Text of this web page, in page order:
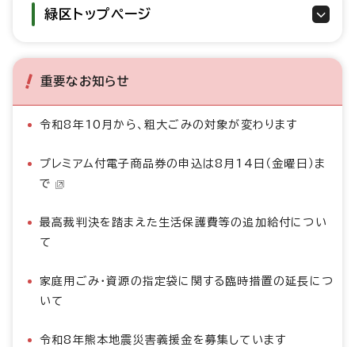
緑区トップページ
重要なお知らせ
令和8年10月から、粗大ごみの対象が変わります
プレミアム付電子商品券の申込は8月14日（金曜日）ま
で
最高裁判決を踏まえた生活保護費等の追加給付につい
て
家庭用ごみ・資源の指定袋に関する臨時措置の延長につ
いて
令和8年熊本地震災害義援金を募集しています